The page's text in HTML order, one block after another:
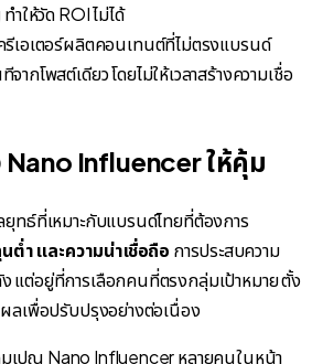
ำให้วัด ROI ไม่ได้
รีเอเตอร์ผลิตคอนเทนต์ที่ไม่ตรงแบรนด์
ากโพสต์เดียว โดยไม่ให้เวลาสร้างความเชื่อ
Nano Influencer ให้คุ้ม
ทธ์ที่เหมาะกับแบรนด์ไทยที่ต้องการ
ำ และความน่าเชื่อถือ การประสบความ
ง แต่อยู่ที่การเลือกคนที่ตรงกลุ่มเป้าหมาย ตั้ง
ลเพื่อปรับปรุงอย่างต่อเนื่อง
เปญ Nano Influencer หลายคนในหน้า